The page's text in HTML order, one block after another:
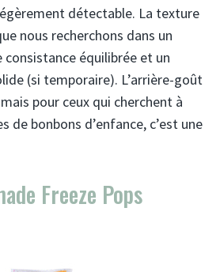
détectable. La texture
nous recherchons dans un
consistance équilibrée et un
(si temporaire). L’arrière-goût
pour ceux qui cherchent à
de bonbons d’enfance, c’est une
Freeze Pops